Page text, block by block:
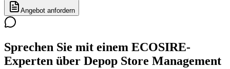
Angebot anfordern
Sprechen Sie mit einem ECOSIRE-
Experten über Depop Store Management